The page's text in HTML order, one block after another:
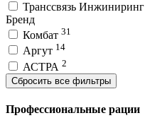
Транссвязь Инжиниринг
Бренд
Комбат 31
Аргут 14
АСТРА 2
Сбросить все фильтры
Профессиональные рации